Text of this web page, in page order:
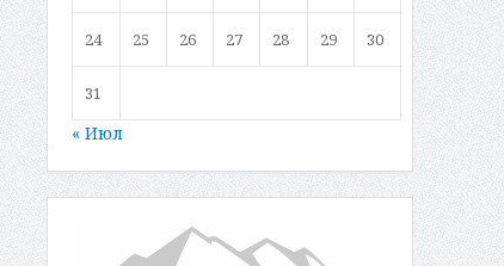
24 25 26 27 28 29 30
31
« Июл